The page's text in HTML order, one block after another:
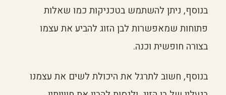
בנוסף, ניתן להשתמש בטכניקות כמו שאלות
פתוחות שמאפשרות לבן הזוג להביע את עצמו
בצורה חופשית וכנה.
בנוסף, חשוב לתרגל את היכולת לשים את עצמנו